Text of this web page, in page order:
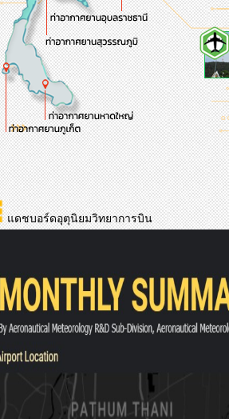
แดชบอร์ดอุตุนิยมวิทยาการบิน